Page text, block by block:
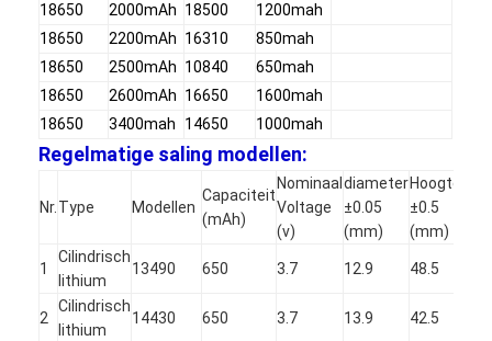
De Batterij van Li Socl2
Primaire Lithiumbatterij
hybride autobatterij
18650
2000mAh 18500
1200mah
18650
2200mAh 16310
850mah
18650
2500mAh 10840
650mah
18650
2600mAh 16650
1600mah
18650
3400mah 14650 1000mah
Regelmatige saling modellen:
Nr. Type Modellen
Capaciteit
(mAh)
Nominaal
Voltage
(v)
diameter
±0.05
(mm)
Hoogte
±0.5
(mm)
1
Cilindrisch
lithium
13490 650 3.7 12.9 48.5
2
Cilindrisch
lithium
14430 650 3.7 13.9 42.5